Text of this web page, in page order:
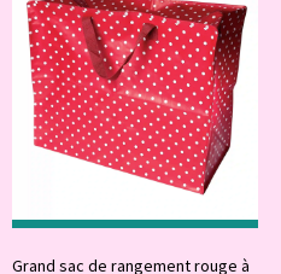
Grand sac de rangement rouge à